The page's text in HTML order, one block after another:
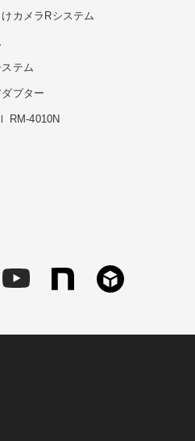
カメラRシステム
テム
プター
RM-4010N